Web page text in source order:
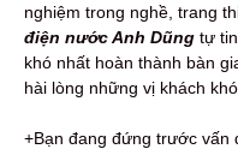
nghiệm trong nghề, trang
điện nước Anh Dũng tự
khó nhất hoàn thành bàn
hài lòng những vị khách
+Bạn đang đứng trước vấn